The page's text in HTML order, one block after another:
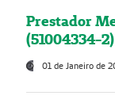
Prestador
(51004334-2)
01 de Janeiro de